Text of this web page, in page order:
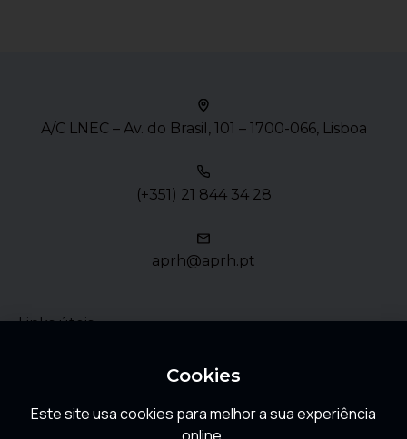
A/C LNEC – Av. do Brasil, 101 – 1700-066, Lisboa
(+351) 21 844 34 28
aprh@aprh.pt
Links úteis
FAQ
Cookies
Este site usa cookies para melhor a sua experiência